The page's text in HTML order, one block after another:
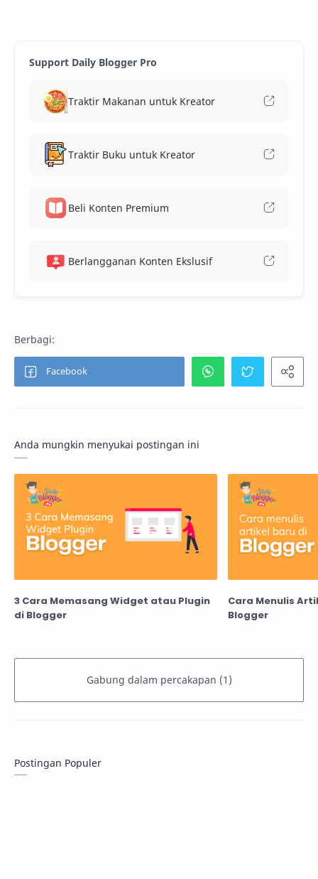
Support Daily Blogger Pro
Traktir Makanan untuk Kreator
Traktir Buku untuk Kreator
Beli Konten Premium
Berlangganan Konten Ekslusif
Anda mungkin menyukai postingan ini
3 Cara Memasang Widget atau Plugin
di Blogger
Cara Menulis
Blogger
Postingan Populer